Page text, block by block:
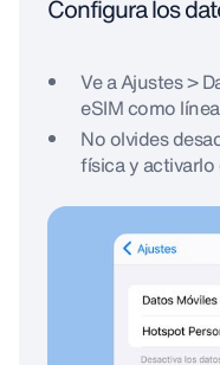
Configura los
Ve a Ajustes >
eSIM como
No olvides
física y activarlo